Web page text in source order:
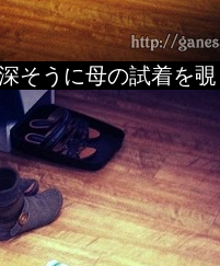
そうに母の試着を